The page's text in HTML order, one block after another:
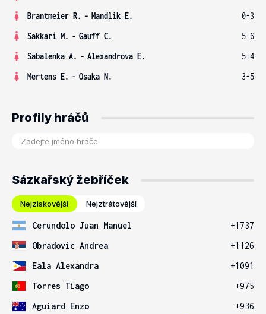
Brantmeier R. - Mandlik E.
0-3
Sakkari M. - Gauff C.
5-6
Sabalenka A. - Alexandrova E.
5-4
Mertens E. - Osaka N. 3-5
Profily hráčů
Sázkařský žebříček
Nejziskovější Nejztrátovější
Cerundolo Juan Manuel
+1737
Obradovic Andrea
+1126
Eala Alexandra
+1091
Torres Tiago
+975
Aguiard Enzo
+936